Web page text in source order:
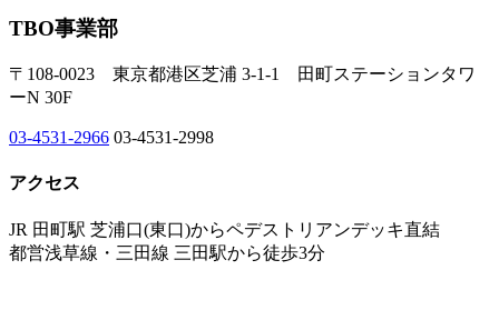
TBO事業部
〒108-0023 東京都港区芝浦 3-1-1 田町ステーションタワ
ーN 30F
03-4531-2966 03-4531-2998
アクセス
JR 田町駅 芝浦口(東口)からペデストリアンデッキ直結
都営浅草線・三田線 三田駅から徒歩3分